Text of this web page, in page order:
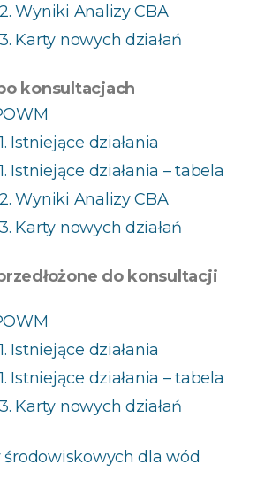
Wyniki Analizy CBA
Karty nowych działań
konsultacjach
Istniejące działania
Istniejące działania – tabela
Wyniki Analizy CBA
Karty nowych działań
do konsultacji
Istniejące działania
Istniejące działania – tabela
Karty nowych działań
dla wód